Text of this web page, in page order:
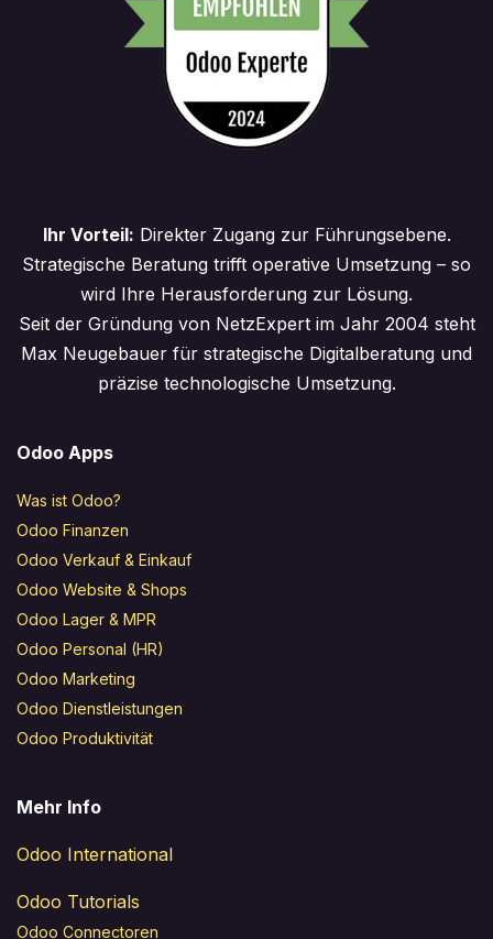
Ihr Vorteil: Direkter Zugang zur Führungsebene.
Strategische Beratung trifft operative Umsetzung – so
wird Ihre Herausforderung zur Lösung.
Seit der Gründung von NetzExpert im Jahr 2004 steht
Max Neugebauer für strategische Digitalberatung und
präzise technologische Umsetzung.
Odoo Apps
Was ist Odoo?
Odoo Finanzen
Odoo Verkauf & Einkauf
Odoo Website & Shops
Odoo Lager & MPR
Odoo Personal (HR)
Odoo Marketing
Odoo Dienstleistungen
Odoo Produktivität
Mehr Info
Odoo International
Odoo Tutorials
Odoo Connectoren